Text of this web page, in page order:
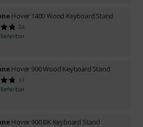
Hover 1400 Wood Keyboard Stand
24
Hover 900 Wood Keyboard Stand
11
Hover 900 BK Keyboard Stand